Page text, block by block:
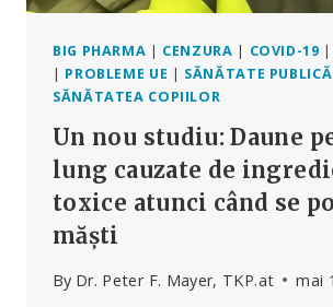
BIG PHARMA | CENZURA | COVID-19 |
| PROBLEME UE | SĂNĂTATE PUBLICĂ
SĂNĂTATEA COPIILOR
Un nou studiu: Daune
lung cauzate de
toxice atunci când se
măști
By Dr. Peter F. Mayer, TKP.at mai